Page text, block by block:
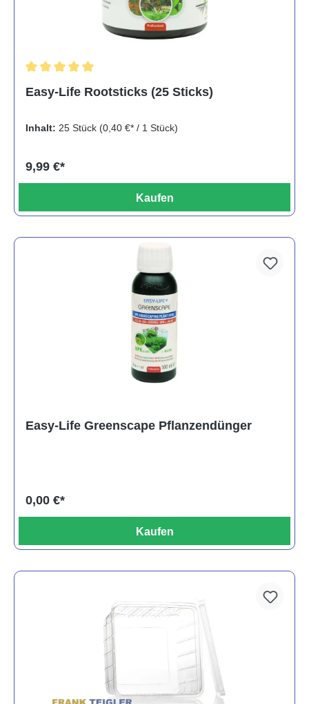
Easy-Life Rootsticks (25 Sticks)
Inhalt: 25 Stück (0,40 €* / 1 Stück)
9,99 €*
Kaufen
Easy-Life Greenscape Pflanzendünger
0,00 €*
Kaufen